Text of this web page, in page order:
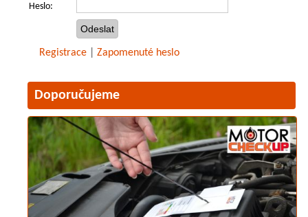
Heslo:
Registrace Zapomenuté heslo
Doporučujeme